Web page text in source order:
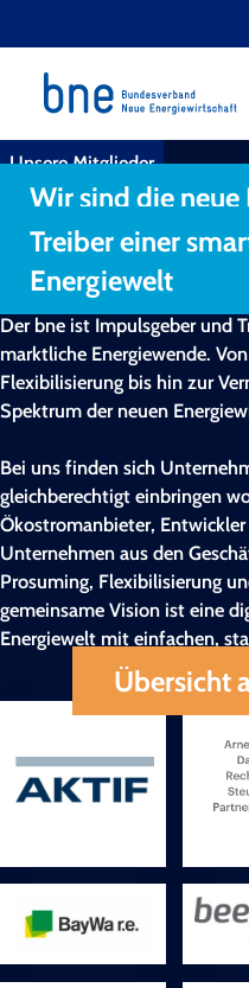
Unsere Mitglieder
Wir sind die
Treiber einer
Energiewelt
Der bne ist Impulsgeber und
marktliche Energiewende.
Flexibilisierung bis hin zur
Spektrum der neuen
Bei uns finden sich
gleichberechtigt einbringen
Ökostromanbieter,
Unternehmen aus den
Prosuming, Flexibilisierung
gemeinsame Vision ist eine
Energiewelt mit einfachen,
Übersicht